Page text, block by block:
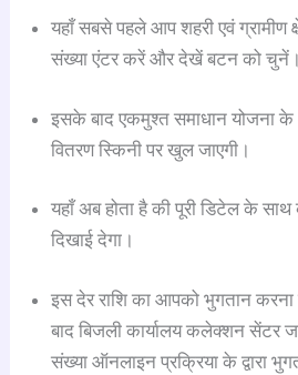
यहाँ सबसे पहले आप शहरी एवं ग्रामीण
संख्या एंटर करें और देखें बटन को चुनें।
इसके बाद एकमुश्त समाधान योजना
वितरण स्किनी पर खुल जाएगी।
यहाँ अब होता है की पूरी डिटेल के
दिखाई देगा।
इस देर राशि का आपको भुगतान
बाद बिजली कार्यालय कलेक्शन सेंटर
संख्या ऑनलाइन प्रक्रिया के द्वारा